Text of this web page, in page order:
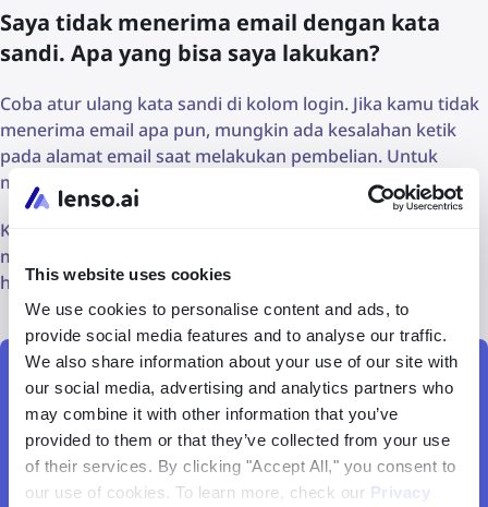
This website uses cookies
We use cookies to personalise content and ads, to
provide social media features and to analyse our traffic.
We also share information about your use of our site with
our social media, advertising and analytics partners who
may combine it with other information that you’ve
provided to them or that they’ve collected from your use
of their services. By clicking "Accept All," you consent to
our use of cookies. To learn more, check our Privacy
Saya tidak menerima email dengan kata
sandi. Apa yang bisa saya lakukan?
Coba atur ulang kata sandi di kolom login. Jika kamu tidak
menerima email apa pun, mungkin ada kesalahan ketik
pada alamat email saat melakukan pembelian. Untuk
memperbaikinya, hubungi
Kami harap artikel ini membantu! Jika kamu masih
memiliki pertanyaan tentang pembayaran sebagai tamu,
hubungi kami melalui email di
Lakukan pencarian gambar terbalik
Pencarian Gambar